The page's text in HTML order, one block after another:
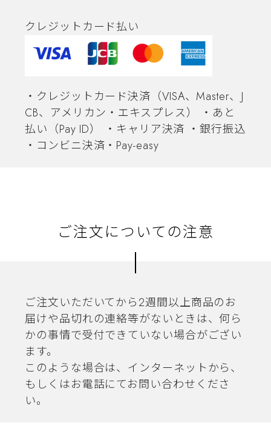
クレジットカード払い
・クレジットカード決済（VISA、Master、J
CB、アメリカン・エキスプレス） ・あと
払い（Pay ID） ・キャリア決済 ・銀行振込
・コンビニ決済・Pay-easy
ご注文についての注意
ご注文いただいてから2週間以上商品のお
届けや品切れの連絡等がないときは、何ら
かの事情で受付できていない場合がござい
ます。
このような場合は、インターネットから、
もしくはお電話にてお問い合わせくださ
い。